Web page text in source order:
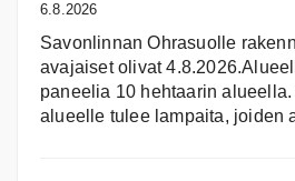
6.8.2026
Savonlinnan Ohrasuolle
avajaiset olivat
paneelia 10 hehtaarin
alueelle tulee lampaita, joiden